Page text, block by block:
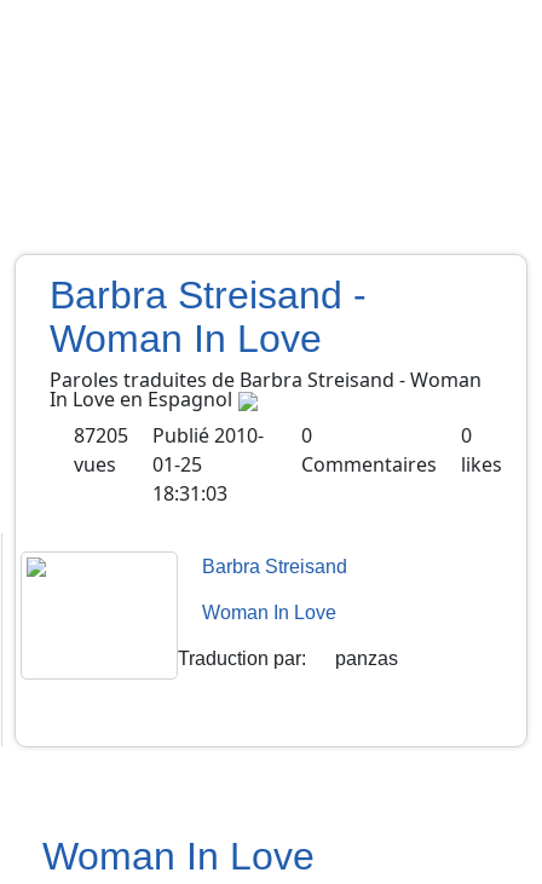
Barbra Streisand -
Woman In Love
Paroles traduites de Barbra Streisand -Woman
In Love en Espagnol
87205
vues
Publié2010-
01-25
18:31:03
0
Commentaires
0
likes
Barbra Streisand
Woman In Love
Traduction par: panzas
Woman In Love